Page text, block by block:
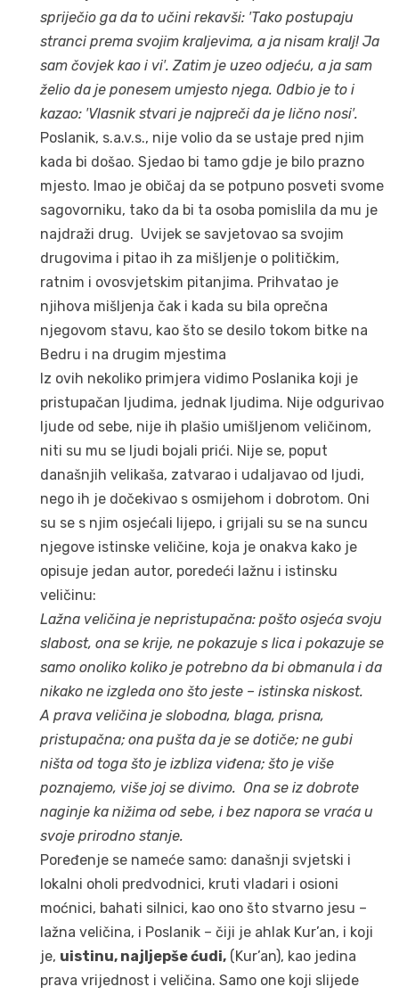
spriječio ga da to učini rekavši: ′Tako postupaju
stranci prema svojim kraljevima, a ja nisam kralj! Ja
sam čovjek kao i vi′. Zatim je uzeo odjeću, a ja sam
želio da je ponesem umjesto njega. Odbio je to i
kazao: ′Vlasnik stvari je najpreči da je lično nosi′.
Poslanik, s.a.v.s., nije volio da se ustaje pred njim
kada bi došao. Sjedao bi tamo gdje je bilo prazno
mjesto. Imao je običaj da se potpuno posveti svome
sagovorniku, tako da bi ta osoba pomislila da mu je
najdraži drug. Uvijek se savjetovao sa svojim
drugovima i pitao ih za mišljenje o političkim,
ratnim i ovosvjetskim pitanjima. Prihvatao je
njihova mišljenja čak i kada su bila oprečna
njegovom stavu, kao što se desilo tokom bitke na
Bedru i na drugim mjestima
Iz ovih nekoliko primjera vidimo Poslanika koji je
pristupačan ljudima, jednak ljudima. Nije odgurivao
ljude od sebe, nije ih plašio umišljenom veličinom,
niti su mu se ljudi bojali prići. Nije se, poput
današnjih velikaša, zatvarao i udaljavao od ljudi,
nego ih je dočekivao s osmijehom i dobrotom. Oni
su se s njim osjećali lijepo, i grijali su se na suncu
njegove istinske veličine, koja je onakva kako je
opisuje jedan autor, poredeći lažnu i istinsku
veličinu:
Lažna veličina je nepristupačna: pošto osjeća svoju
slabost, ona se krije, ne pokazuje s lica i pokazuje se
samo onoliko koliko je potrebno da bi obmanula i da
nikako ne izgleda ono što jeste – istinska niskost.
A prava veličina je slobodna, blaga, prisna,
pristupačna; ona pušta da je se dotiče; ne gubi
ništa od toga što je izbliza viđena; što je više
poznajemo, više joj se divimo. Ona se iz dobrote
naginje ka nižima od sebe, i bez napora se vraća u
svoje prirodno stanje.
Poređenje se nameće samo: današnji svjetski i
lokalni oholi predvodnici, kruti vladari i osioni
moćnici, bahati silnici, kao ono što stvarno jesu –
lažna veličina, i Poslanik – čiji je ahlak Kur’an, i koji
je, uistinu, najljepše ćudi, (Kur’an), kao jedina
prava vrijednost i veličina. Samo one koji slijede